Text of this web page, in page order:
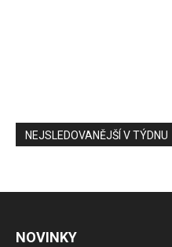
NEJSLEDOVANĚJŠÍ V TÝDNU
NOVINKY